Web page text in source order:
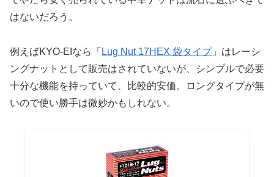
はないだろう。
例えばKYO-EIなら「 Lug Nut 17HEX 袋タイプ」はレーシ
ングナットとして販売はされていないが、シンプルで必要
十分な機能を持っていて、比較的安価。ロングタイプが無
いので使い勝手は微妙かもしれない。